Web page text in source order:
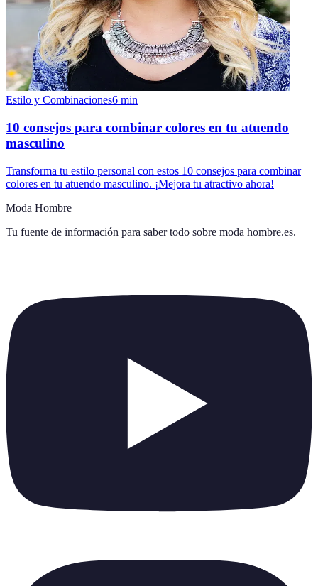
Estilo y Combinaciones6 min
10 consejos para combinar colores en tu atuendo
masculino
Transforma tu estilo personal con estos 10 consejos para combinar
colores en tu atuendo masculino. ¡Mejora tu atractivo ahora!
Moda Hombre
Tu fuente de información para saber todo sobre moda hombre.es.